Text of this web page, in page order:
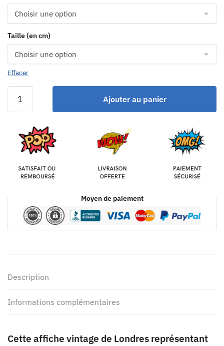
Taille (en cm)
Effacer
Ajouter au panier
Moyen de paiement
Description
Informations complémentaires
Cette affiche vintage de Londres représentant